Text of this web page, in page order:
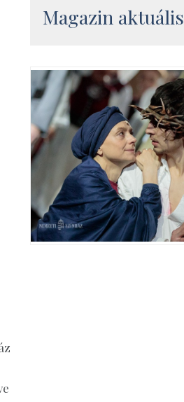
Magazin aktuális